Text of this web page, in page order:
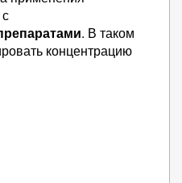
. В таком
концентрацию